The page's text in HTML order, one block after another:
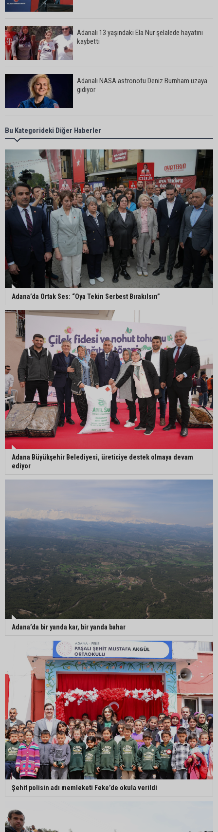
Adanalı 13 yaşındaki Ela Nur şelalede hayatını
kaybetti
Adanalı NASA astronotu Deniz Burnham uzaya
gidiyor
Kozan’da üreticilere yangın ve anız uyarısı
Ceyhan’da yağlık ayçiçeği hasadı başladı
Yedigöze’deki göçüğün nedeni belli oldu
Kozan’da turunçgil zararlısına karşı biyolojik
mücadele
Yedigöze İçme Suyu Projesi çalışmalarında
göçük: 1 işçi hayatını kaybetti
Yedigöze İçme Suyu Projesi çalışmalarında
göçük meydana geldi
Bu Kategorideki Diğer Haberler
Adana’da Ortak Ses: “Oya Tekin Serbest Bırakılsın”
Adana Büyükşehir Belediyesi, üreticiye destek olmaya devam
ediyor
Adana’da bir yanda kar, bir yanda bahar
Şehit polisin adı memleketi Feke’de okula verildi